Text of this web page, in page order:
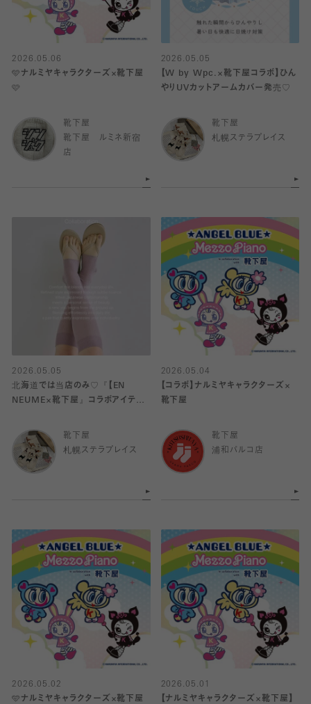
2026.05.06
🩵ナルミヤキャラクターズ×靴下屋
🩷
靴下屋
靴下屋 ルミネ新宿
店
2026.05.05
【W by Wpc.×靴下屋コラボ】ひん
やりUVカットアームカバー発売♡
靴下屋
札幌ステラプレイス
2026.05.05
北海道では当店のみ♡『【EN
NEUME×靴下屋』コラボアイテム
靴下屋
札幌ステラプレイス
2026.05.04
【コラボ】ナルミヤキャラクターズ×
靴下屋
靴下屋
浦和パルコ店
2026.05.02
🩵ナルミヤキャラクターズ×靴下屋
2026.05.01
【ナルミヤキャラクターズ×靴下屋】